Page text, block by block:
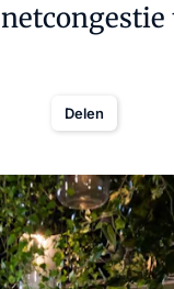
Delen